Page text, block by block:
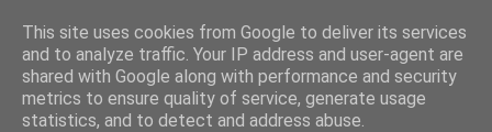
This site uses cookies from Google to deliver its services
and to analyze traffic. Your IP address and user-agent are
shared with Google along with performance and security
metrics to ensure quality of service, generate usage
statistics, and to detect and address abuse.